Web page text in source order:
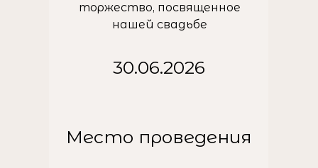
торжество, посвященное
нашей свадьбе
30.06.2026
Место проведения